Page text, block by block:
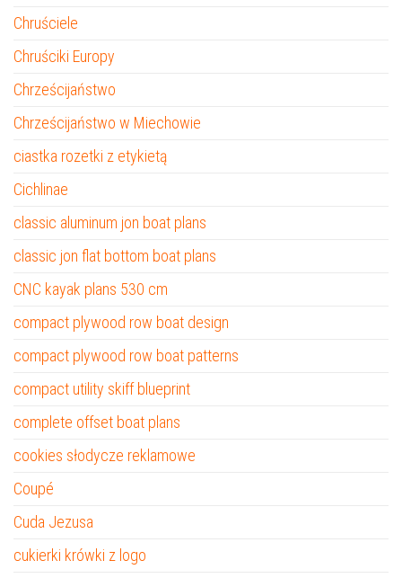
Chruściele
Chruściki Europy
Chrześcijaństwo
Chrześcijaństwo w Miechowie
ciastka rozetki z etykietą
Cichlinae
classic aluminum jon boat plans
classic jon flat bottom boat plans
CNC kayak plans 530 cm
compact plywood row boat design
compact plywood row boat patterns
compact utility skiff blueprint
complete offset boat plans
cookies słodycze reklamowe
Coupé
Cuda Jezusa
cukierki krówki z logo